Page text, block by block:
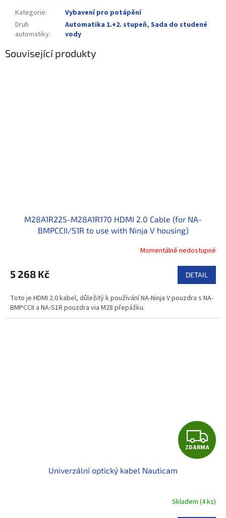
Kategorie:
Vybavení pro potápění
Druh
automatiky:
Automatika 1.+2. stupeň, Sada do studené
vody
Související produkty
M28A1R225-M28A1R170 HDMI 2.0 Cable (for NA-
BMPCCII/S1R to use with Ninja V housing)
Momentálně nedostupné
5 268 Kč DETAIL
Toto je HDMI 2.0 kabel, důležitý k používání NA-Ninja V pouzdra s NA-
BMPCCII a NA-S1R pouzdra via M28 přepážku.
Z
D
R
ZDARMA
Univerzální optický kabel Nauticam
Skladem (4 ks)